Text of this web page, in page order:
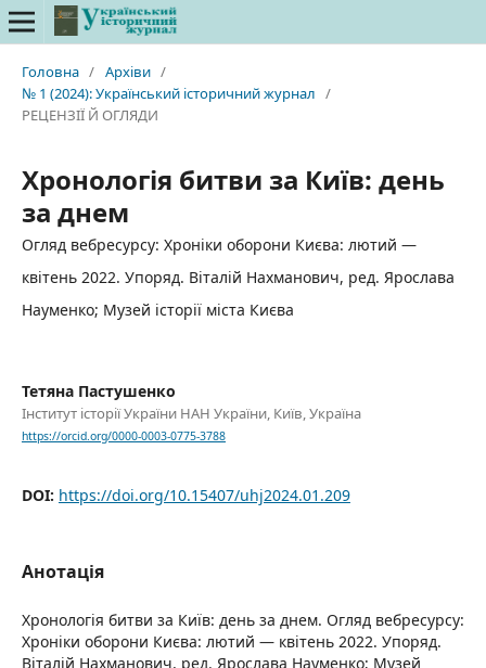
Головна / Архіви /
№ 1 (2024): Український історичний журнал /
РЕЦЕНЗІЇ Й ОГЛЯДИ
Хронологія битви за Київ: день
за днем
Огляд вебресурсу: Хроніки оборони Києва: лютий —
квітень 2022. Упоряд. Віталій Нахманович, ред. Ярослава
Науменко; Музей історії міста Києва
Тетяна Пастушенко
Інститут історії України НАН України, Київ, Україна
https://orcid.org/0000-0003-0775-3788
DOI: https://doi.org/10.15407/uhj2024.01.209
Анотація
Хронологія битви за Київ: день за днем. Огляд вебресурсу:
Хроніки оборони Києва: лютий — квітень 2022. Упоряд.
Віталій Нахманович, ред. Ярослава Науменко; Музей